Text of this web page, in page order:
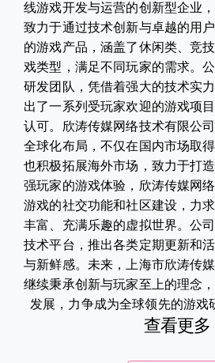
线游戏开发与运营的创新型企业
致力于通过技术创新与卓越的用
的游戏产品，涵盖了休闲类、竞
戏类型，满足不同玩家的需求。
研发团队，凭借着强大的技术实
出了一系列受玩家欢迎的游戏项
认可。欣涛传媒网络技术有限公
全球化布局，不仅在国内市场取
也积极拓展海外市场，致力于打
强玩家的游戏体验，欣涛传媒网
游戏的社交功能和社区建设，力
丰富、充满乐趣的虚拟世界。公
技术平台，推出各类定期更新和
与新鲜感。未来，上海市欣涛传
继续秉承创新与玩家至上的理念
发展，力争成为全球领先的游戏
查看更多